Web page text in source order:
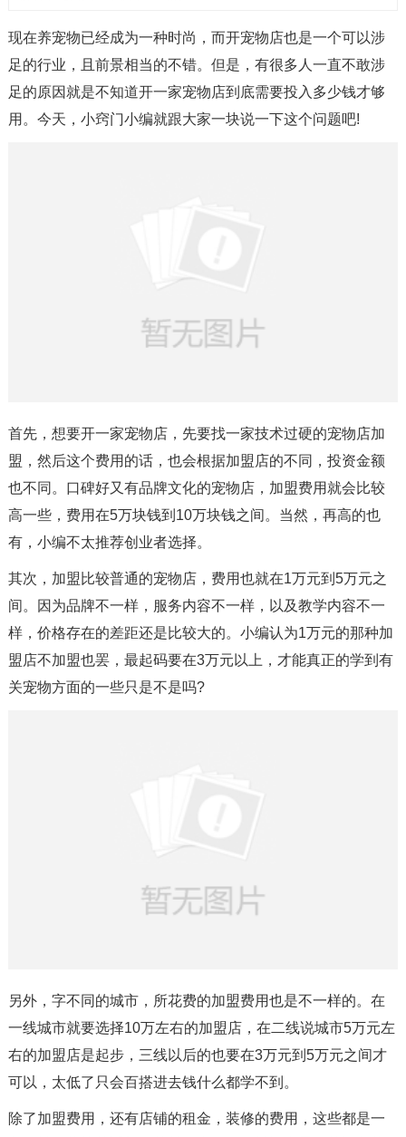
现在养宠物已经成为一种时尚，而开宠物店也是一个可以涉
足的行业，且前景相当的不错。但是，有很多人一直不敢涉
足的原因就是不知道开一家宠物店到底需要投入多少钱才够
用。今天，小窍门小编就跟大家一块说一下这个问题吧!
首先，想要开一家宠物店，先要找一家技术过硬的宠物店加
盟，然后这个费用的话，也会根据加盟店的不同，投资金额
也不同。口碑好又有品牌文化的宠物店，加盟费用就会比较
高一些，费用在5万块钱到10万块钱之间。当然，再高的也
有，小编不太推荐创业者选择。
其次，加盟比较普通的宠物店，费用也就在1万元到5万元之
间。因为品牌不一样，服务内容不一样，以及教学内容不一
样，价格存在的差距还是比较大的。小编认为1万元的那种加
盟店不加盟也罢，最起码要在3万元以上，才能真正的学到有
关宠物方面的一些只是不是吗?
另外，字不同的城市，所花费的加盟费用也是不一样的。在
一线城市就要选择10万左右的加盟店，在二线说城市5万元左
右的加盟店是起步，三线以后的也要在3万元到5万元之间才
可以，太低了只会百搭进去钱什么都学不到。
除了加盟费用，还有店铺的租金，装修的费用，这些都是一